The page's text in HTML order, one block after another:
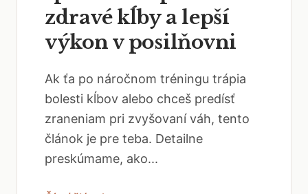
zdravé kĺby a lepší
výkon v posilňovni
Ak ťa po náročnom tréningu trápia
bolesti kĺbov alebo chceš predísť
zraneniam pri zvyšovaní váh, tento
článok je pre teba. Detailne
preskúmame, ako...